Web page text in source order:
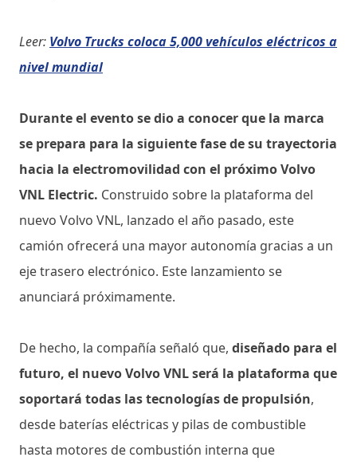
Leer: Volvo Trucks coloca 5,000 vehículos eléctricos a
nivel mundial
Durante el evento se dio a conocer que la marca
se prepara para la siguiente fase de su trayectoria
hacia la electromovilidad con el próximo Volvo
VNL Electric. Construido sobre la plataforma del
nuevo Volvo VNL, lanzado el año pasado, este
camión ofrecerá una mayor autonomía gracias a un
eje trasero electrónico. Este lanzamiento se
anunciará próximamente.
De hecho, la compañía señaló que, diseñado para el
futuro, el nuevo Volvo VNL será la plataforma que
soportará todas las tecnologías de propulsión,
desde baterías eléctricas y pilas de combustible
hasta motores de combustión interna que